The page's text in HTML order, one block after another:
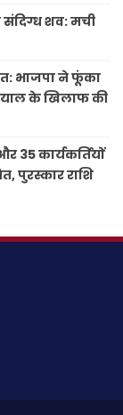
शव: मची
भाजपा ने फूंका
के खिलाफ की
35 कार्यकर्तियों
पुरस्कार राशि